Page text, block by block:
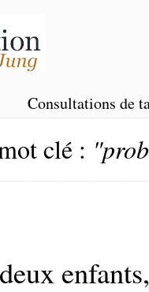
Consultations de
clé :